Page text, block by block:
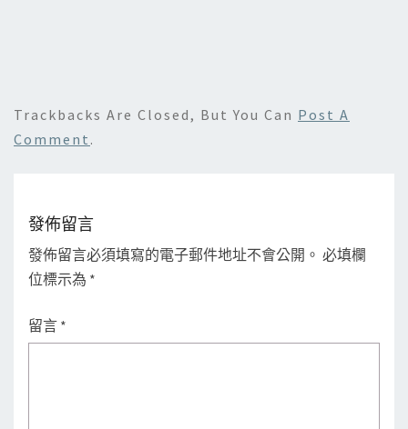
Trackbacks Are Closed, But You Can Post A
Comment .
發佈留言
發佈留言必須填寫的電子郵件地址不會公開。 必填欄
位標示為 *
留言 *